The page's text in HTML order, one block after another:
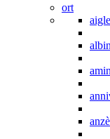
ort
aigle